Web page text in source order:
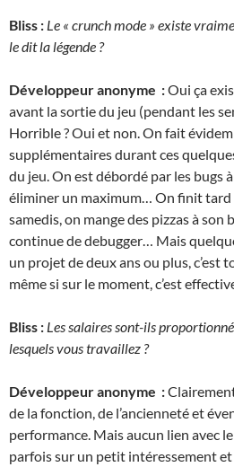
Bliss : Le « crunch mode » existe
le dit la légende ?
Développeur anonyme :Oui ça
avant la sortie du jeu (pendant les
Horrible ? Oui et non. On fait
supplémentaires durant ces
du jeu. On est débordé par les bugs
éliminer un maximum… On finit tard
samedis, on mange des pizzas à son
continue de debugger… Mais
un projet de deux ans ou plus, c’est
même si sur le moment, c’est
Bliss : Les salaires sont-ils
lesquels vous travaillez ?
Développeur anonyme :
de la fonction, de l’ancienneté et
performance. Mais aucun lien avec
parfois sur un petit intéressement et